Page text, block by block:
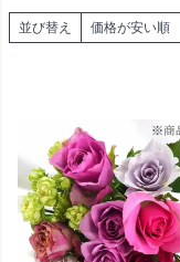
並び替え 価格が安い順